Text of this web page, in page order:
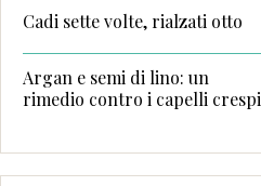
Cadi sette volte, rialzati otto
Argan e semi di lino: un
rimedio contro i capelli crespi